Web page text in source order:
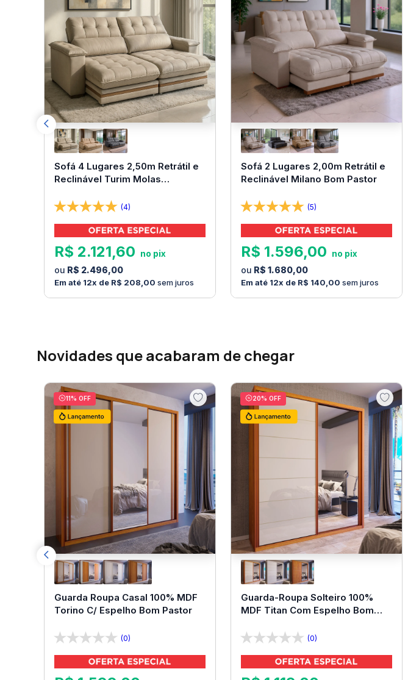
Sofá 4 Lugares 2,50m Retrátil e
Reclinável Turim Molas
(4)
R$ 2.121,60
R$ 2.496,00
12 R$ 208 00 sem juros
Sofá 2 Lugares 2,00m Retrátil e
Reclinável Milano Bom Pastor
(5)
R$ 1.596,00
R$ 1.680,00
12 R$ 140 00 sem juros
Novidades que acabaram de chegar
11% OFF
Guarda Roupa Casal 100% MDF
Torino C/ Espelho Bom Pastor
(0)
20% OFF
Guarda-Roupa Solteiro 100%
MDF Titan Com Espelho Bom
(0)